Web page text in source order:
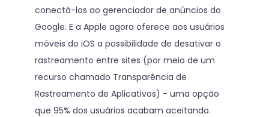
conectá-los ao gerenciador de anúncios do
Google. E a Apple agora oferece aos usuários
móveis do iOS a possibilidade de desativar o
rastreamento entre sites (por meio de um
recurso chamado Transparência de
Rastreamento de Aplicativos) - uma opção
que 95% dos usuários acabam aceitando.